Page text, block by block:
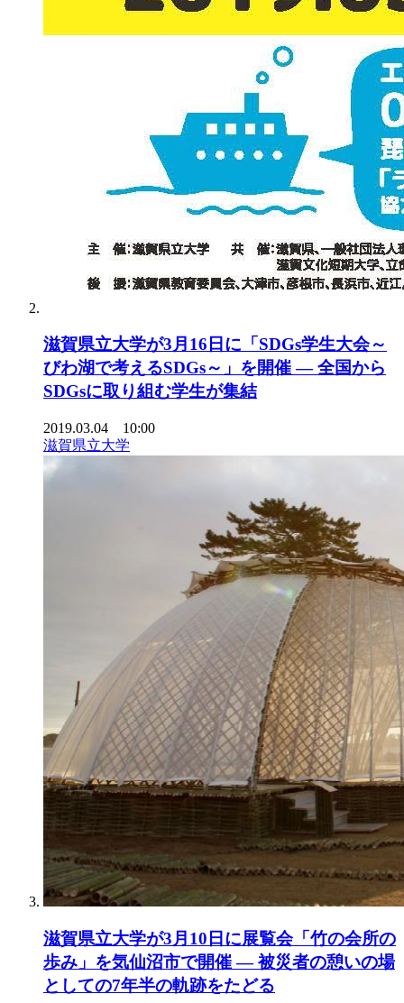
滋賀県立大学が3月16日に「SDGs学生大会～
びわ湖で考えるSDGs～」を開催 — 全国から
SDGsに取り組む学生が集結
2019.03.04 10:00
滋賀県立大学
滋賀県立大学が3月10日に展覧会「竹の会所の
歩み」を気仙沼市で開催 — 被災者の憩いの場
としての7年半の軌跡をたどる